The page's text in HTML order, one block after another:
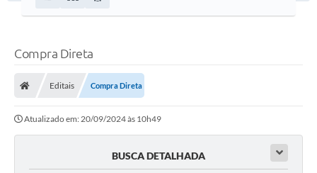
Compra Direta
Editais Compra Direta
Atualizado em: 20/09/2024 às 10h49
BUSCA DETALHADA